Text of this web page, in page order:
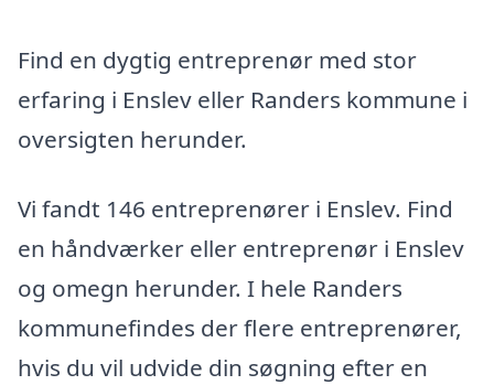
Find en dygtig entreprenør med stor
erfaring i Enslev eller Randers kommune i
oversigten herunder.
Vi fandt 146 entreprenører i Enslev. Find
en håndværker eller entreprenør i Enslev
og omegn herunder. I hele Randers
kommunefindes der flere entreprenører,
hvis du vil udvide din søgning efter en